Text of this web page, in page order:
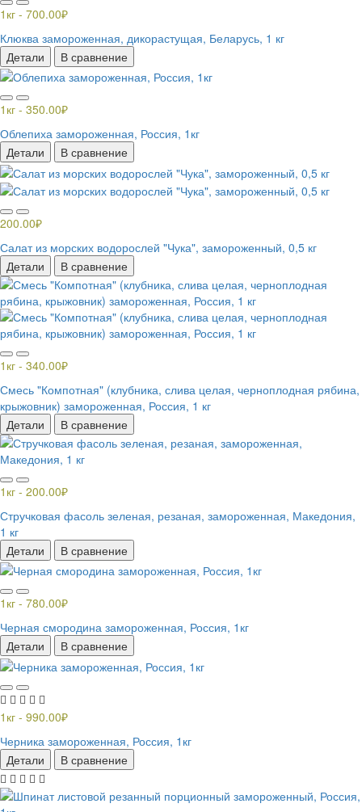
1кг - 700.00₽
Клюква замороженная, дикорастущая, Беларусь, 1 кг
Детали
В сравнение
1кг - 350.00₽
Облепиха замороженная, Россия, 1кг
Детали
В сравнение
200.00₽
Салат из морских водорослей "Чука", замороженный, 0,5 кг
Детали
В сравнение
1кг - 340.00₽
Смесь "Компотная" (клубника, слива целая, черноплодная рябина,
крыжовник) замороженная, Россия, 1 кг
Детали
В сравнение
1кг - 200.00₽
Стручковая фасоль зеленая, резаная, замороженная, Македония,
1 кг
Детали
В сравнение
1кг - 780.00₽
Черная смородина замороженная, Россия, 1кг
Детали
В сравнение
1кг - 990.00₽
Черника замороженная, Россия, 1кг
Детали
В сравнение